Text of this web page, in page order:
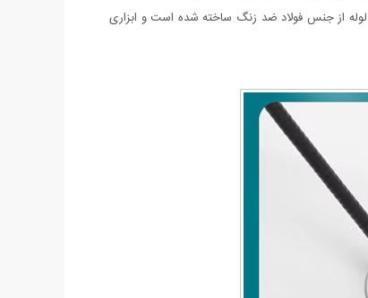
از جنس فولاد ضد زنگ ساخته شده است و ابزاری